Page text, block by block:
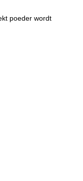
poeder wordt